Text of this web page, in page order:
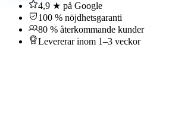
4,9 ★ på Google
100 % nöjdhetsgaranti
80 % återkommande kunder
Levererar inom 1–3 veckor